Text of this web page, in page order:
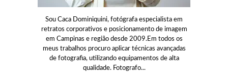
Sou Caca Dominiquini, fotógrafa especialista em
retratos corporativos e posicionamento de imagem
em Campinas e região desde 2009.Em todos os
meus trabalhos procuro aplicar técnicas avançadas
de fotografia, utilizando equipamentos de alta
qualidade. Fotografo...